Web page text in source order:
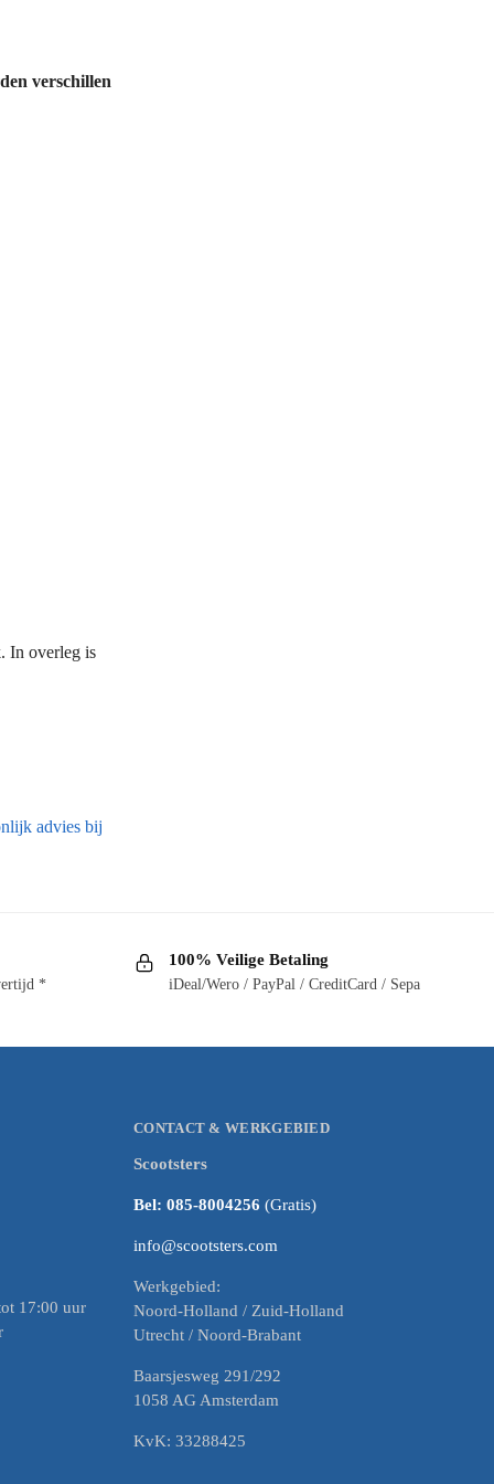
verschillen
In overleg is
advies bij
*
100% Veilige Betaling
iDeal/Wero / PayPal / CreditCard / Sepa
17:00 uur
CONTACT & WERKGEBIED
Scootsters
Bel: 085-8004256(Gratis)
info@scootsters.com
Werkgebied:
Noord-Holland / Zuid-Holland
Utrecht / Noord-Brabant
Baarsjesweg 291/292
1058 AG Amsterdam
KvK: 33288425